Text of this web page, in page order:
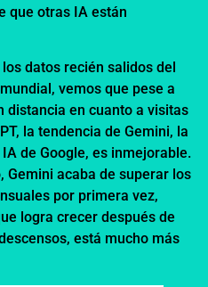
que otras IA están
datos recién salidos del
vemos que pese a
distancia en cuanto a visitas
la tendencia de Gemini, la
de Google, es inmejorable.
Gemini acaba de superar los
por primera vez,
logra crecer después de
está mucho más